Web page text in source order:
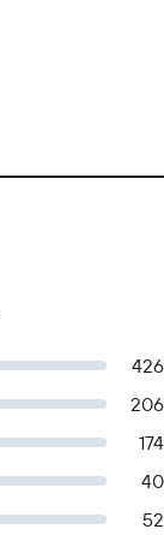
426
206
174
40
52